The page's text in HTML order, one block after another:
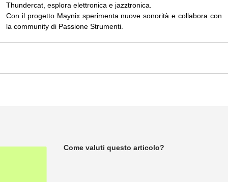
Thundercat, esplora elettronica e jazztronica.
Con il progetto Maynix sperimenta nuove sonorità e collabora con
la community di Passione Strumenti.
Come valuti questo articolo?